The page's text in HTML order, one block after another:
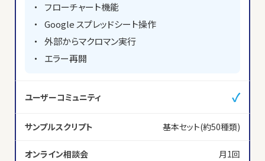
フローチャート機能
Google スプレッドシート操作
外部からマクロマン実行
エラー再開
ユーザーコミュニティ ✓
サンプルスクリプト 基本セット(約50種類)
オンライン相談会 月1回